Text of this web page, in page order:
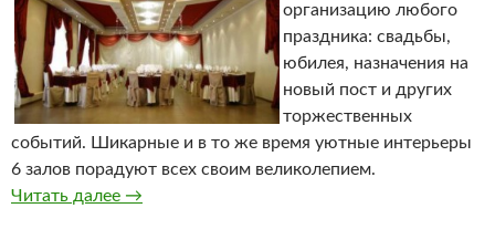
организацию любого
праздника: свадьбы,
юбилея, назначения на
новый пост и других
торжественных
событий. Шикарные и в то же время уютные интерьеры
6 залов порадуют всех своим великолепием.
Читать далее Кафе «Старый рояль»
→